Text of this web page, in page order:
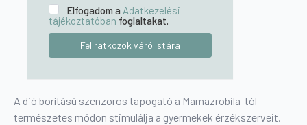
Elfogadom a Adatkezelési
tájékoztatóban foglaltakat.
A dió borítású szenzoros tapogató a Mamazrobila-tól
természetes módon stimulálja a gyermekek érzékszerveit.